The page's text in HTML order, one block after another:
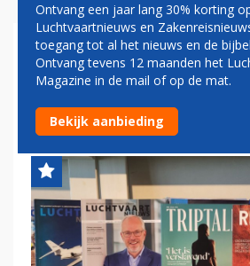
NIEUWE
WILLEN
DUURDER MAKEN
Ontvang een jaar lang 30% korting
Luchtvaartnieuws en
toegang tot al het nieuws en de
Ontvang tevens 12 maanden het
Magazine in de mail of op de mat.
Bekijk aanbieding